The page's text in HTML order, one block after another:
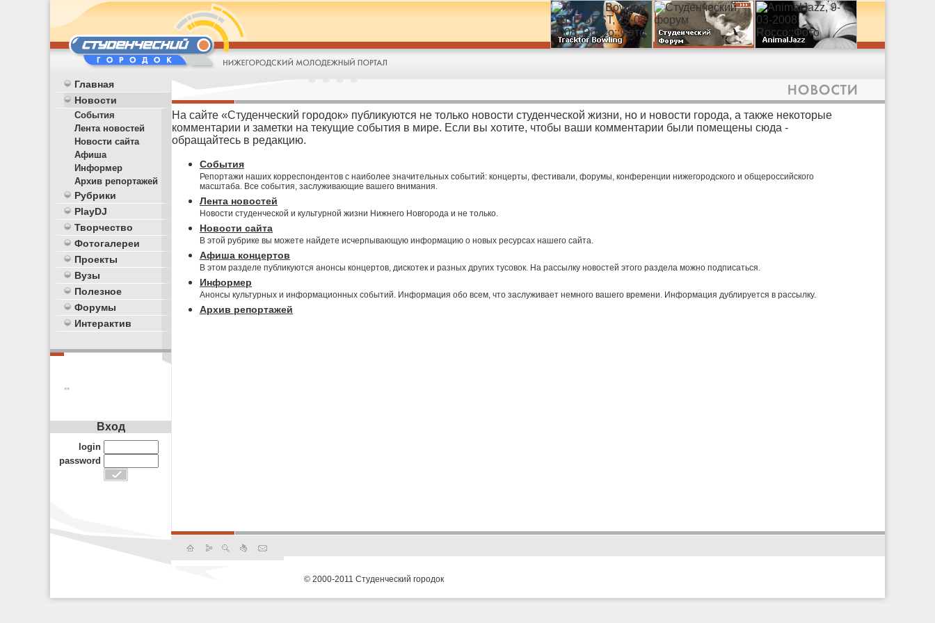
Главная
Новости
События
Лента новостей
Новости сайта
Афиша
Информер
Архив репортажей
Рубрики
PlayDJ
Творчество
Фотогалереи
Проекты
Вузы
Полезное
Форумы
Интерактив
**
На сайте «Студенческий городок» публикуются не только новости студенческой жизни, но и новости города, а также некоторые
комментарии и заметки на текущие события в мире. Если вы хотите, чтобы ваши комментарии были помещены сюда -
обращайтесь в редакцию.
События
Репортажи наших корреспондентов с наиболее значительных событий: концерты, фестивали, форумы, конференции нижегородского и общероссийского
масштаба. Все события, заслуживающие вашего внимания.
Лента новостей
Новости студенческой и культурной жизни Нижнего Новгорода и не только.
Новости сайта
В этой рубрике вы можете найдете исчерпывающую информацию о новых ресурсах нашего сайта.
Афиша концертов
В этом разделе публикуются анонсы концертов, дискотек и разных других тусовок. На рассылку новостей этого раздела можно подписаться.
Информер
Анонсы культурных и информационных событий. Информация обо всем, что заслуживает немного вашего времени. Информация дублируется в рассылку.
Архив репортажей
Вход
login
password
© 2000-2011 Студенческий городок